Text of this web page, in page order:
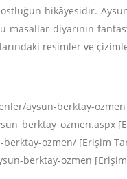
hikâyesidir.
masallar diyarının
resimler ve
aysun-berktay-
ozmen/ [Erişim
berktay-ozmen